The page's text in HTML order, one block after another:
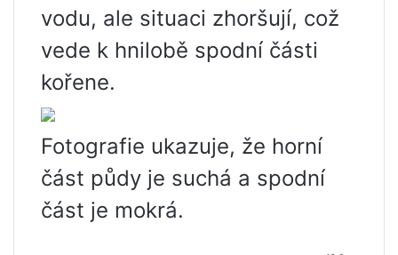
vodu, ale situaci zhoršují, což
vede k hnilobě spodní části
kořene.
Fotografie ukazuje, že horní
část půdy je suchá a spodní
část je mokrá.